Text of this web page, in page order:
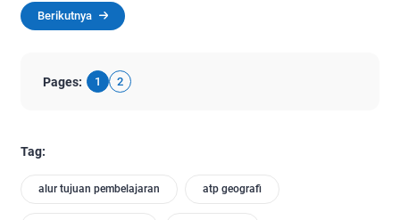
Berikutnya
Pages: 1 2
Tag:
alur tujuan pembelajaran atp geografi